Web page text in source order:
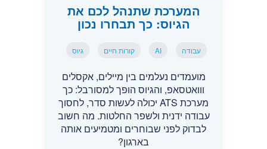
המערכת שתנהל לכם את
הגיוס: כך תבחרו נכון
עבודה AI קורות חיים גיוס
מועמדים נעלמים בין מיילים, אקסלים
ווואטסאפ, והגיוס הופך למסורבל: כך
מערכת ATS יכולה לעשות סדר, לחסוך
עבודה ידנית ולשפר החלטות. מה חשוב
לבדוק לפני שבוחרים ומטמיעים אותה
בארגון?